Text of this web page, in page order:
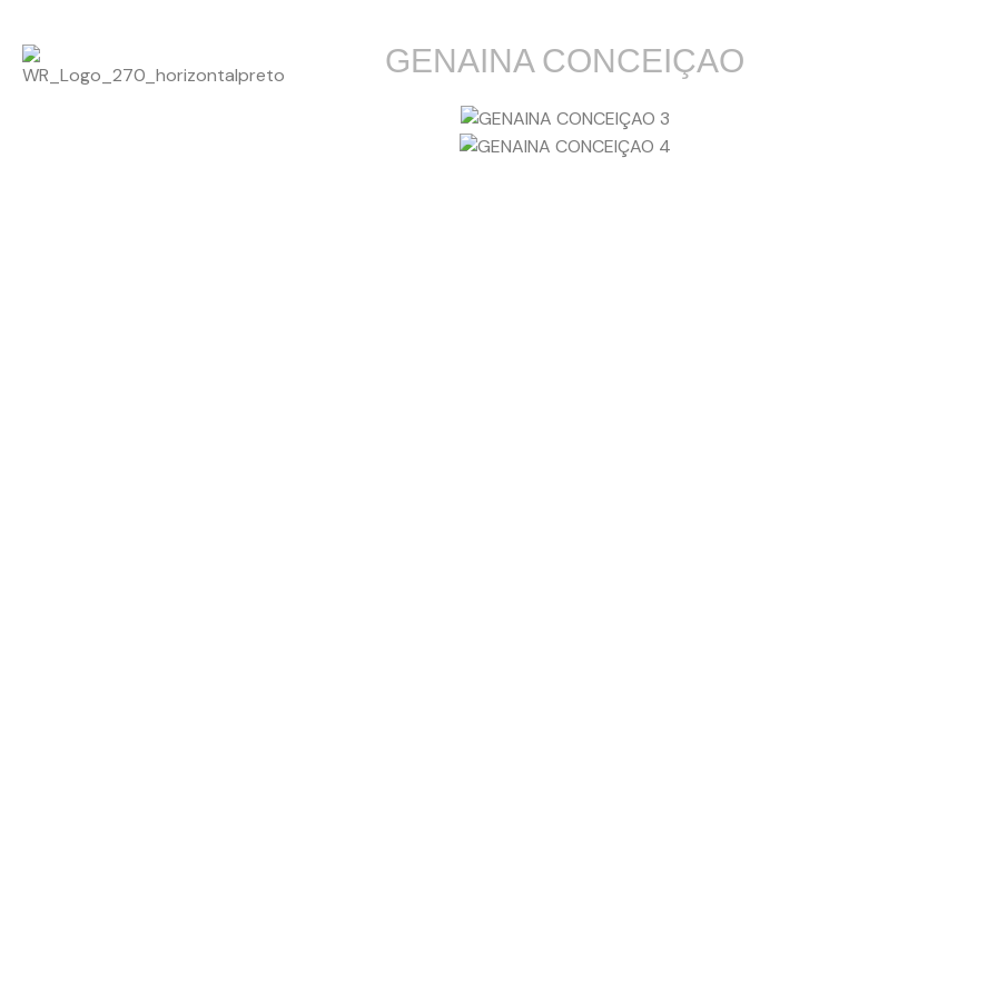
GENAINA CONCEIÇAO